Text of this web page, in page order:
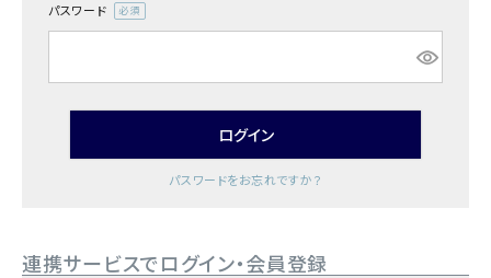
パスワード
(必
ログイン
パスワードをお忘れですか？
連携サービスでログイン・会員登録